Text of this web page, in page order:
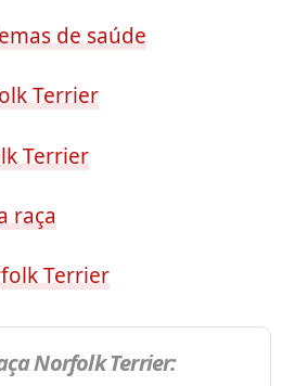
de saúde
Terrier
Terrier
raça
Terrier
Norfolk Terrier: